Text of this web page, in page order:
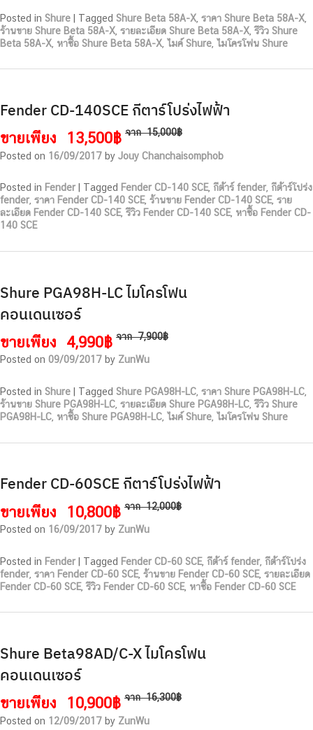
Posted in Shure Tagged Shure Beta 58A-X ราคา Shure Beta 58A-X
ร้านขาย Shure Beta 58A-X รายละเอียด Shure Beta 58A-X ,รีวิว Shure
Beta 58A-X หาซื้อ Shure Beta 58A-X ไมค์ Shure ไมโครโฟน Shure
Fender CD-140SCE กีตาร์โปร่งไฟฟ้า
ขายเพียง 13,500฿ จาก15,000฿
Posted on 16/09/2017 by Jouy Chanchaisomphob
Posted in Fender Tagged Fender CD-140 SCE, กีต้าร์ fender, กีต้าร์โปร่ง
fender, ราคา Fender CD-140 SCE, ร้านขาย Fender CD-140 SCE, ราย
ละเอียด Fender CD-140 SCE,รีวิว Fender CD-140 SCE, หาซื้อ Fender CD-
140 SCE
Shure PGA98H-LC ไมโครโฟน
คอนเดนเซอร์
ขายเพียง 4,990฿ จาก7,900฿
Posted on 09/09/2017 by ZunWu
Posted in Shure Tagged Shure PGA98H-LC ราคา Shure PGA98H-LC
ร้านขาย Shure PGA98H-LC รายละเอียด Shure PGA98H-LC ,รีวิว Shure
PGA98H-LC หาซื้อ Shure PGA98H-LC ไมค์ Shure ไมโครโฟน Shure
Fender CD-60SCE กีตาร์โปร่งไฟฟ้า
ขายเพียง 10,800฿ จาก12,000฿
Posted on 16/09/2017 by ZunWu
Posted in Fender Tagged Fender CD-60 SCE, กีต้าร์ fender กีต้าร์โปร่ง
fender ราคา Fender CD-60 SCE, ร้านขาย Fender CD-60 SCE, รายละเอียด
Fender CD-60 SCE,รีวิว Fender CD-60 SCE, หาซื้อ Fender CD-60 SCE
Shure Beta98AD/C-X ไมโครโฟน
คอนเดนเซอร์
ขายเพียง 10,900฿ จาก16,300฿
Posted on 12/09/2017 by ZunWu